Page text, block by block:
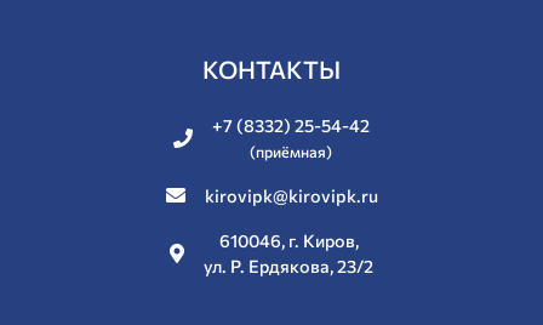
КОНТАКТЫ
+7 (8332) 25-54-42
(приёмная)
kirovipk@kirovipk.ru
610046, г. Киров,
ул. Р. Ердякова, 23/2